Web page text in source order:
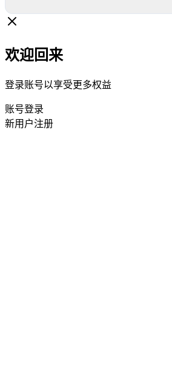
欢迎回来
登录账号以享受更多权益
账号登录
新用户注册